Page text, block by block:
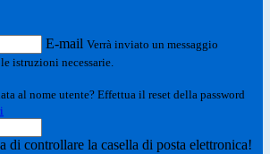
E-mail Verrà inviato un messaggio
istruzioni necessarie.
al nome utente? Effettua il reset della password
di controllare la casella di posta elettronica!